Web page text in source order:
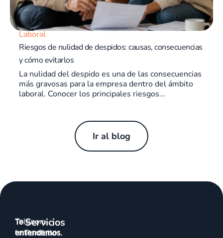
Laboral
Riesgos de nulidad de despidos: causas, consecuencias
y cómo evitarlos
La nulidad del despido es una de las consecuencias
más gravosas para la empresa dentro del ámbito
laboral. Conocer los principales riesgos...
Ir al blog
Talenom
te
Te
entendemos.
Servicios
Portfolio